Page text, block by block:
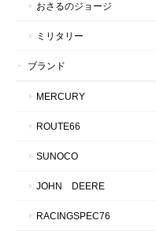
おさるのジョージ
ミリタリー
ブランド
MERCURY
ROUTE66
SUNOCO
JOHN DEERE
RACINGSPEC76